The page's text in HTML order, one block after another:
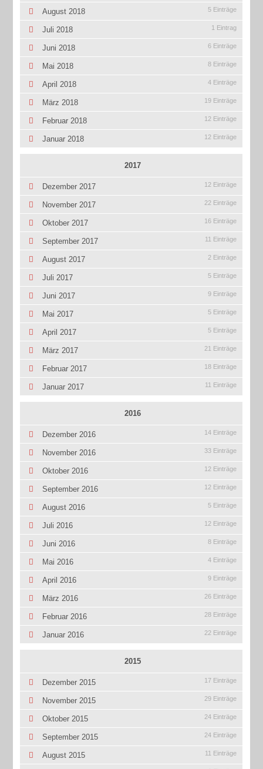
August 2018 5 Einträge
Juli 2018 1 Eintrag
Juni 2018 6 Einträge
Mai 2018 8 Einträge
April 2018 4 Einträge
März 2018 19 Einträge
Februar 2018 12 Einträge
Januar 2018 12 Einträge
2017
Dezember 2017 12 Einträge
November 2017 22 Einträge
Oktober 2017 16 Einträge
September 2017 11 Einträge
August 2017 2 Einträge
Juli 2017 5 Einträge
Juni 2017 9 Einträge
Mai 2017 5 Einträge
April 2017 5 Einträge
März 2017 21 Einträge
Februar 2017 18 Einträge
Januar 2017 11 Einträge
2016
Dezember 2016 14 Einträge
November 2016 33 Einträge
Oktober 2016 12 Einträge
September 2016 12 Einträge
August 2016 5 Einträge
Juli 2016 12 Einträge
Juni 2016 8 Einträge
Mai 2016 4 Einträge
April 2016 9 Einträge
März 2016 26 Einträge
Februar 2016 28 Einträge
Januar 2016 22 Einträge
2015
Dezember 2015 17 Einträge
November 2015 29 Einträge
Oktober 2015 24 Einträge
September 2015 24 Einträge
August 2015 11 Einträge